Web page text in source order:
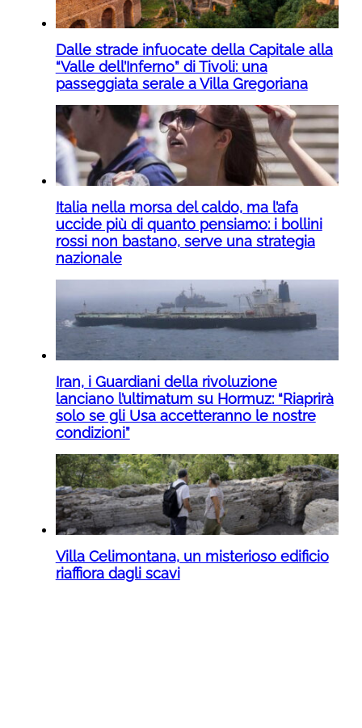
Dalle strade infuocate della Capitale alla
“Valle dell’Inferno” di Tivoli: una
passeggiata serale a Villa Gregoriana
Italia nella morsa del caldo, ma l’afa
uccide più di quanto pensiamo: i bollini
rossi non bastano, serve una strategia
nazionale
Iran, i Guardiani della rivoluzione
lanciano l’ultimatum su Hormuz: “Riaprirà
solo se gli Usa accetteranno le nostre
condizioni”
Villa Celimontana, un misterioso edificio
riaffiora dagli scavi